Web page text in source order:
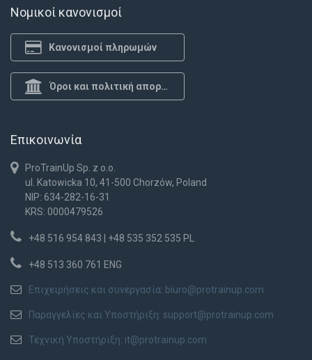
Νομικοί κανονισμοί
Κανονισμοί πληρωμών
Όροι και πολιτική απορρήτου
Επικοινωνία
ProTrainUp Sp. z o.o.
ul. Katowicka 10, 41-500 Chorzów, Poland
NIP: 634-282-16-31
KRS: 0000479526
+48 516 954 843 | +48 535 352 535 PL
+48 513 360 761 ENG
Επιχειρήσεις και συνεργασία: biuro@protrainup.com
Παραγγελίες και Υποστήριξη: support@protrainup.com
Τεχνική Υποστήριξη: it@protrainup.com